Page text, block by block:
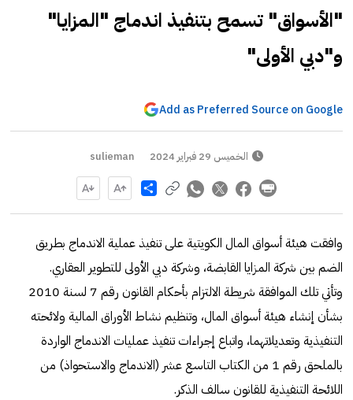
"الأسواق" تسمح بتنفيذ اندماج "المزايا"
و"دبي الأولى"
Add as Preferred Source on Google
الخميس 29 فبراير 2024 sulieman
Share
وافقت هيئة أسواق المال الكويتية على تنفيذ عملية الاندماج بطريق
الضم بين شركة المزايا القابضة، وشركة دبي الأولى للتطوير العقاري.
وتأتي تلك الموافقة شريطة الالتزام بأحكام القانون رقم 7 لسنة 2010
بشأن إنشاء هيئة أسواق المال، وتنظيم نشاط الأوراق المالية ولائحته
التنفيذية وتعديلاتهما، واتباع إجراءات تنفيذ عمليات الاندماج الواردة
بالملحق رقم 1 من الكتاب التاسع عشر (الاندماج والاستحواذ) من
اللائحة التنفيذية للقانون سالف الذكر.